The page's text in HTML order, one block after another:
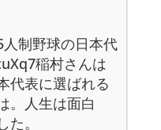
制野球の日本代
稲村さんは
代表に選ばれる
。人生は面白
。